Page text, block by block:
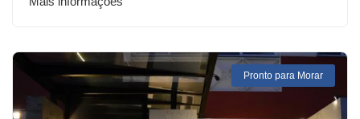
Pronto para Morar